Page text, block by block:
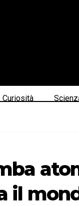
Curiosità
il